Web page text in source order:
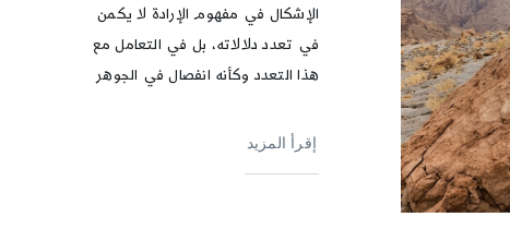
الإشكال في مفهوم الإرادة لا يكمن
في تعدد دلالاته، بل في التعامل مع
هذا التعدد وكأنه انفصال في الجوهر
إقرأ المزيد